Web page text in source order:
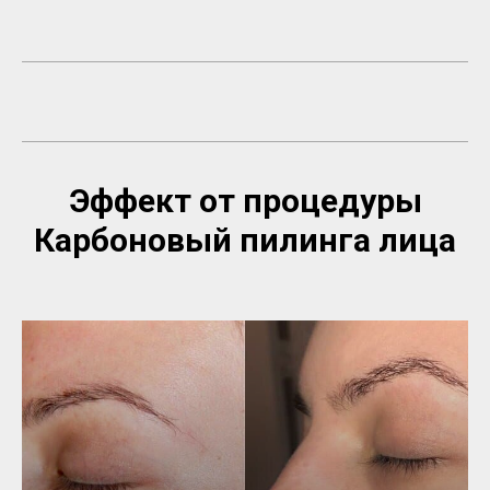
Эффект от процедуры
Карбоновый пилинга лица